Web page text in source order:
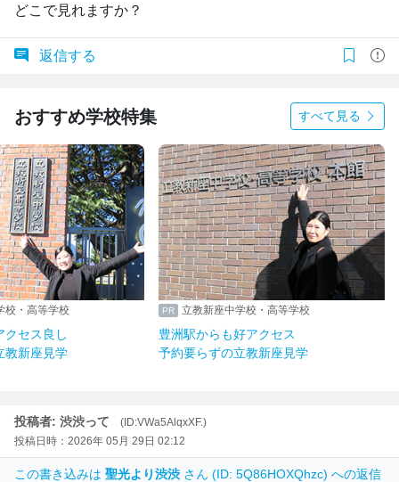
どこで見れますか？
返信する
おすすめ学校特集 すべて見る
校・高等学校
クセス良し
教新座見学
立教新座中学校・高等学校
豊洲駅からも好アクセス
予約要らずの立教新座見学
投稿者: 渋渋って
(ID:VWa5AlqxXF.)
投稿日時：2026年 05月 29日 02:12
この書き込みは 聖光より渋渋 さん (ID: 5Q86HOXQhzc) への返信